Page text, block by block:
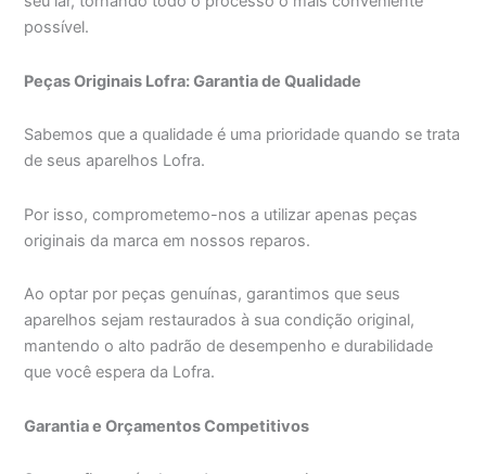
possível.
Peças Originais Lofra: Garantia de Qualidade
Sabemos que a qualidade é uma prioridade quando se trata
de seus aparelhos Lofra.
Por isso, comprometemo-nos a utilizar apenas peças
originais da marca em nossos reparos.
Ao optar por peças genuínas, garantimos que seus
aparelhos sejam restaurados à sua condição original,
mantendo o alto padrão de desempenho e durabilidade
que você espera da Lofra.
Garantia e Orçamentos Competitivos